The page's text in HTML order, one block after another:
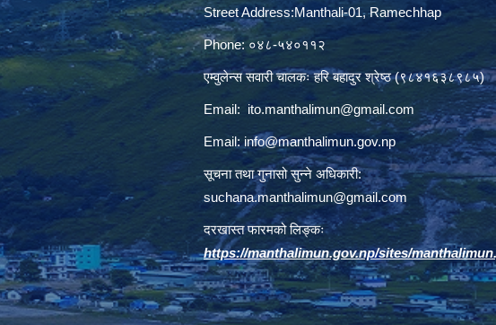
Street Address:Manthali-01, Ramechhap
Phone: ०४८-५४०११२
एम्वुलेन्स सवारी चालकः हरि बहादुर श्रेष्ठ (९८४१६३८९८५)
Email: ito.manthalimun@gmail.com
Email:info@manthalimun.gov.np
सूचना तथा गुनासो सुन्ने अधिकारी:
suchana.manthalimun@gmail.com
दरखास्त फारमको लिङ्कः
https://manthalimun.gov.np/sites/